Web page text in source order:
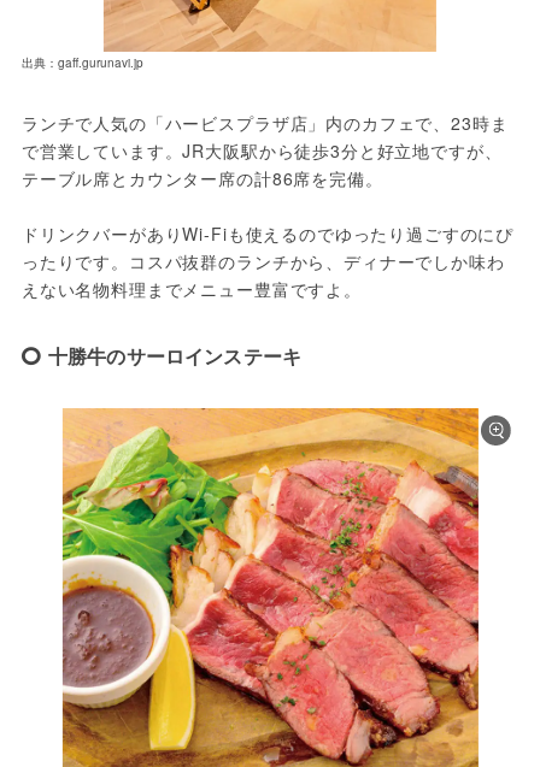
出典：gaff.gurunavi.jp
ランチで人気の「ハービスプラザ店」内のカフェで、23時ま
で営業しています。JR大阪駅から徒歩3分と好立地ですが、
テーブル席とカウンター席の計86席を完備。
ドリンクバーがありWi-Fiも使えるのでゆったり過ごすのにぴ
ったりです。コスパ抜群のランチから、ディナーでしか味わ
えない名物料理までメニュー豊富ですよ。
十勝牛のサーロインステーキ